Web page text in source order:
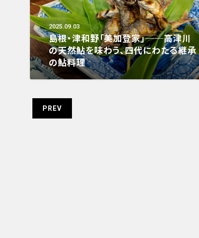
2025.09.03
島根・津和野「美加登家」──高津川
の天然鮎を味わう、四代にわたる継承
の鮎料理
PREV